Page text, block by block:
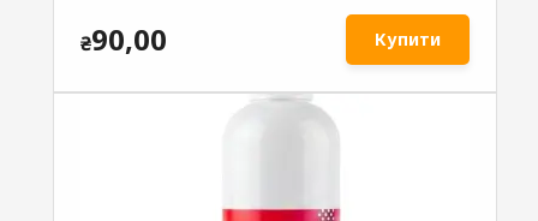
₴90,00 Купити